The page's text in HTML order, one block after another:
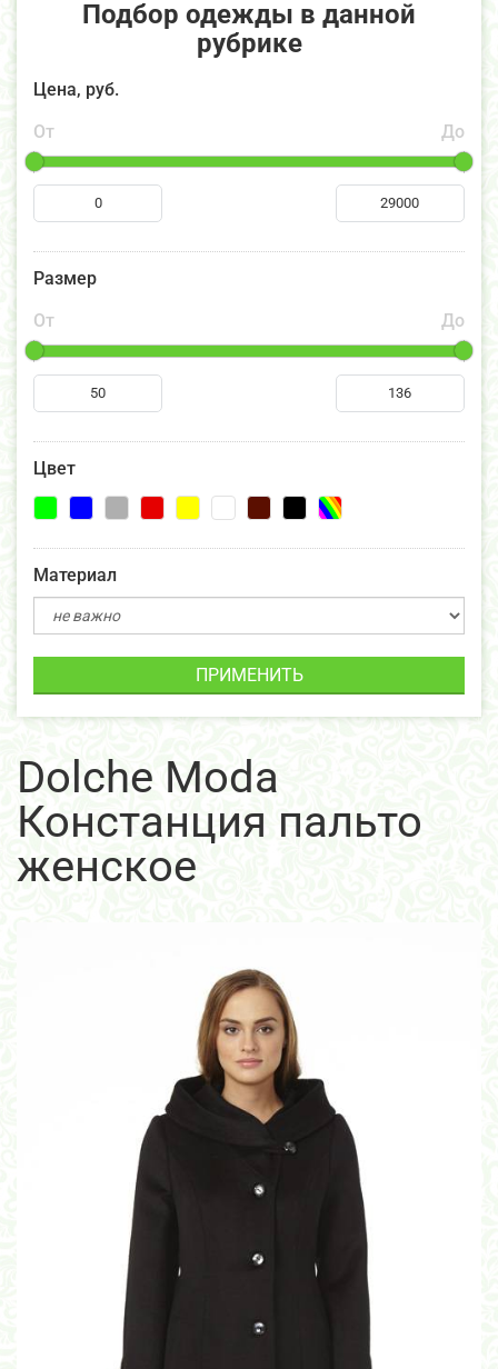
Подбор одежды в данной
рубрике
Цена, руб.
От
До
Размер
От
До
Цвет
Материал
ПРИМЕНИТЬ
Dolche Moda
Констанция пальто
женское